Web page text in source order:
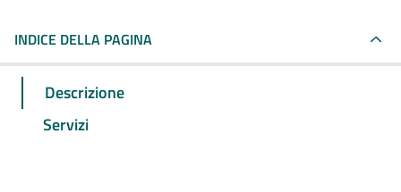
INDICE DELLA PAGINA
Descrizione
Servizi